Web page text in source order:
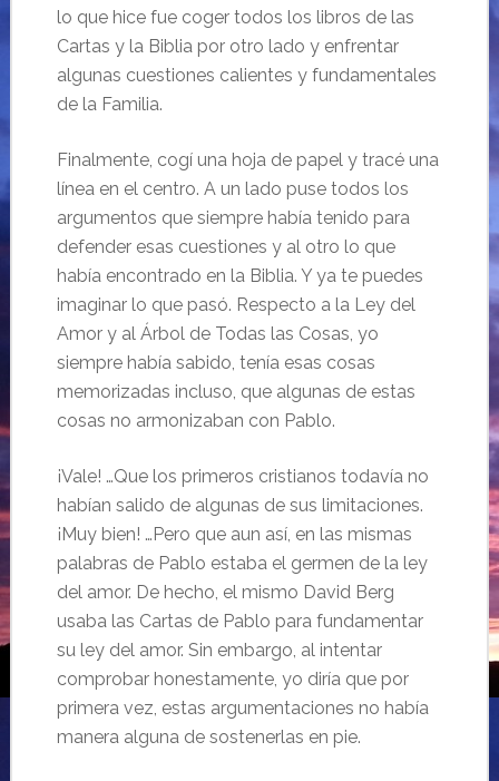
lo que hice fue coger todos los libros de las
Cartas y la Biblia por otro lado y enfrentar
algunas cuestiones calientes y fundamentales
de la Familia.
Finalmente, cogí una hoja de papel y tracé una
línea en el centro. A un lado puse todos los
argumentos que siempre había tenido para
defender esas cuestiones y al otro lo que
había encontrado en la Biblia. Y ya te puedes
imaginar lo que pasó. Respecto a la Ley del
Amor y al Árbol de Todas las Cosas, yo
siempre había sabido, tenía esas cosas
memorizadas incluso, que algunas de estas
cosas no armonizaban con Pablo.
¡Vale! …Que los primeros cristianos todavía no
habían salido de algunas de sus limitaciones.
¡Muy bien! …Pero que aun así, en las mismas
palabras de Pablo estaba el germen de la ley
del amor. De hecho, el mismo David Berg
usaba las Cartas de Pablo para fundamentar
su ley del amor. Sin embargo, al intentar
comprobar honestamente, yo diría que por
primera vez, estas argumentaciones no había
manera alguna de sostenerlas en pie.